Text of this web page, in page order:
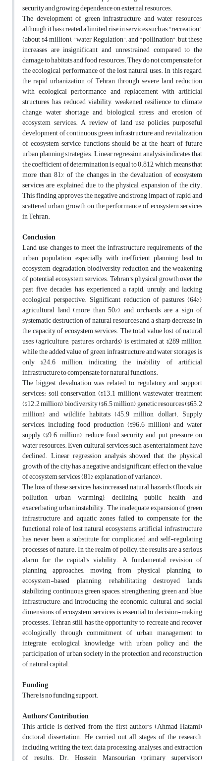
security and growing dependence on external resources.
The development of green infrastructure and water resources,
although it has created a limited rise in services such as "recreation"
(about $4 million), "water Regulation", and "pollination", but these
increases are insignificant and unrestrained compared to the
damage to habitats and food resources. They do not compensate for
the ecological performance of the lost natural uses. In this regard,
the rapid urbanization of Tehran through severe land reduction
with ecological performance and replacement with artificial
structures, has reduced viability, weakened resilience to climate
change, water shortage and biological stress, and erosion of
ecosystem services. A review of land use policies, purposeful
development of continuous green infrastructure, and revitalization
of ecosystem service functions should be at the heart of future
urban planning strategies. Linear regression analysis indicates that
the coefficient of determination is equal to 0.812, which means that
more than 81% of the changes in the devaluation of ecosystem
services are explained due to the physical expansion of the city.
This finding approves the negative and strong impact of rapid and
scattered urban growth on the performance of ecosystem services
in Tehran.
Conclusion
Land use changes to meet the infrastructure requirements of the
urban population, especially with inefficient planning, lead to
ecosystem degradation, biodiversity reduction, and the weakening
of potential ecosystem services. Tehran's physical growth over the
past five decades has experienced a rapid, unruly, and lacking
ecological perspective. Significant reduction of pastures (64%),
agricultural land (more than 50%), and orchards are a sign of
systematic destruction of natural resources and a sharp decrease in
the capacity of ecosystem services. The total value lost of natural
uses (agriculture, pastures, orchards) is estimated at $289 million,
while the added value of green infrastructure and water storages is
only $24.6 million, indicating the inability of artificial
infrastructure to compensate for natural functions.
The biggest devaluation was related to regulatory and support
services: soil conservation ($13.1 million), wastewater treatment
($12.2 million), biodiversity ($6.5 million), genetic resources ($65.2
million), and wildlife habitats (45.9 million dollar). Supply
services, including food production ($96.6 million) and water
supply ($9.6 million), reduce food security and put pressure on
water resources. Even cultural services such as entertainment have
declined. Linear regression analysis showed that the physical
growth of the city has a negative and significant effect on the value
of ecosystem services (81% explanation of variance).
The loss of these services has increased natural hazards (floods, air
pollution, urban warming), declining public health and
exacerbating urban instability. The inadequate expansion of green
infrastructure and aquatic zones failed to compensate for the
functional role of lost natural ecosystems; artificial infrastructure
has never been a substitute for complicated and self-regulating
processes of nature. In the realm of policy, the results are a serious
alarm for the capital's viability. A fundamental revision of
planning approaches, moving from physical planning to
ecosystem-based planning, rehabilitating destroyed lands,
stabilizing continuous green spaces, strengthening green and blue
infrastructure, and introducing the economic, cultural, and social
dimensions of ecosystem services is essential to decision-making
processes. Tehran still has the opportunity to recreate and recover
ecologically through commitment of urban management to
integrate ecological knowledge with urban policy and the
participation of urban society in the protection and reconstruction
of natural capital.
Funding
There is no funding support.
Authors’ Contribution
This article is derived from the first author’s (Ahmad Hatami)
doctoral dissertation. He carried out all stages of the research,
including writing the text, data processing, analyses, and extraction
of results. Dr. Hossein Mansourian (primary supervisor)